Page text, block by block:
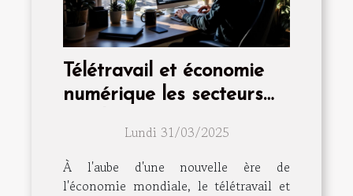
Télétravail et économie
numérique les secteurs
Lundi 31/03/2025
À l'aube d'une nouvelle ère de
l'économie mondiale, le télétravail et